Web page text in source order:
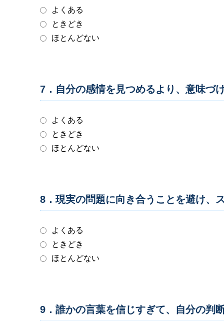
よくある
ときどき
ほとんどない
7．自分の感情を見つめるより、意味づ
よくある
ときどき
ほとんどない
8．現実の問題に向き合うことを避け、
よくある
ときどき
ほとんどない
9．誰かの言葉を信じすぎて、自分の判